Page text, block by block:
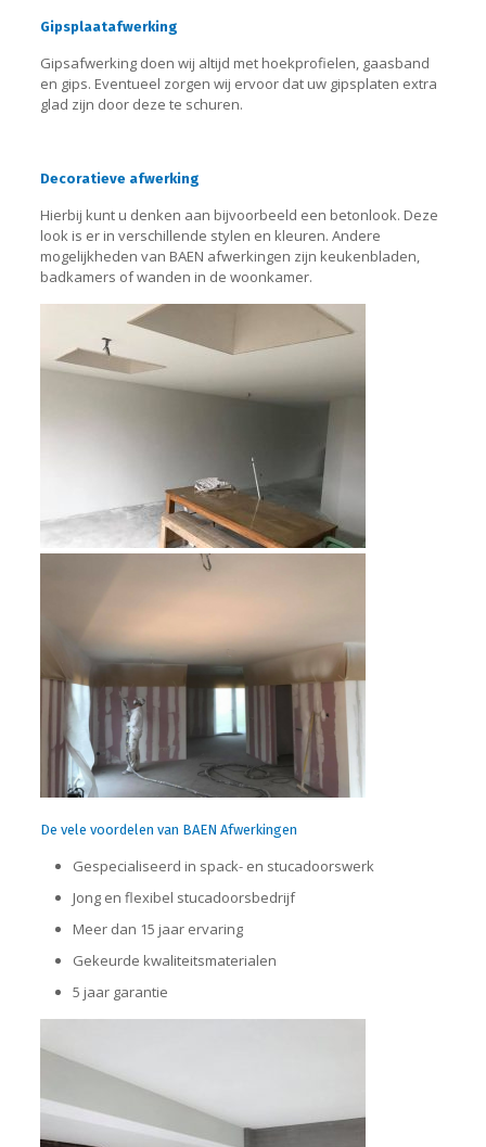
Gipsplaatafwerking
Gipsafwerking doen wij altijd met hoekprofielen, gaasband
en gips. Eventueel zorgen wij ervoor dat uw gipsplaten extra
glad zijn door deze te schuren.
Decoratieve afwerking
Hierbij kunt u denken aan bijvoorbeeld een betonlook. Deze
look is er in verschillende stylen en kleuren. Andere
mogelijkheden van BAEN afwerkingen zijn keukenbladen,
badkamers of wanden in de woonkamer.
De vele voordelen van BAEN Afwerkingen
Gespecialiseerd in spack- en stucadoorswerk
Jong en flexibel stucadoorsbedrijf
Meer dan 15 jaar ervaring
Gekeurde kwaliteitsmaterialen
5 jaar garantie